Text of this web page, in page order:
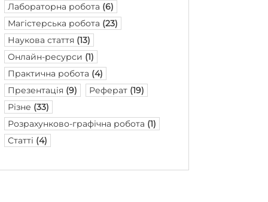
Лабораторна робота (6)
Магістерська робота (23)
Наукова стаття (13)
Онлайн-ресурси (1)
Практична робота (4)
Презентація (9) Реферат (19)
Різне (33)
Розрахунково-графічна робота (1)
Статті (4)